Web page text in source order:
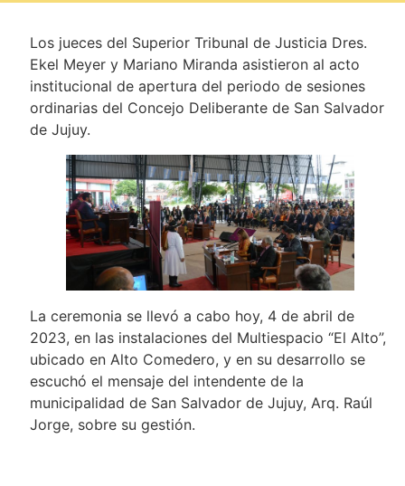
Los jueces del Superior Tribunal de Justicia Dres.
Ekel Meyer y Mariano Miranda asistieron al acto
institucional de apertura del periodo de sesiones
ordinarias del Concejo Deliberante de San Salvador
de Jujuy.
La ceremonia se llevó a cabo hoy, 4 de abril de
2023, en las instalaciones del Multiespacio “El Alto”,
ubicado en Alto Comedero, y en su desarrollo se
escuchó el mensaje del intendente de la
municipalidad de San Salvador de Jujuy, Arq. Raúl
Jorge, sobre su gestión.